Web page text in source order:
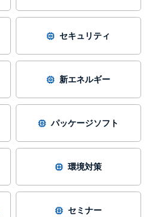
セキュリティ
新エネルギー
パッケージソフト
環境対策
セミナー